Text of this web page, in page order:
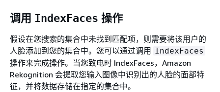
调用 IndexFaces 操作
假设在您搜索的集合中未找到匹配项，则需要将该用户的
人脸添加到您的集合中。您可以通过调用 IndexFaces
操作来完成操作。当您致电时 IndexFaces，Amazon
Rekognition 会提取您输入图像中识别出的人脸的面部特
征，并将数据存储在指定的集合中。